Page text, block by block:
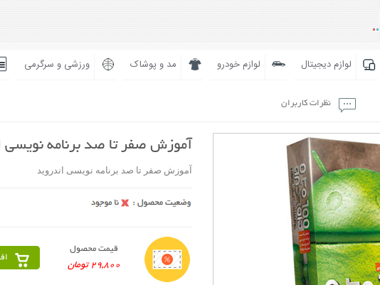
لوازم دیجیتال لوازم خودرو مد و پوشاک ورزشی و سرگرمی
نظرات کاربران
آموزش صفر تا صد برنامه نویسی
آموزش صفر تا صد برنامه نویسی اندروید
قیمت محصول
29,800 تومان